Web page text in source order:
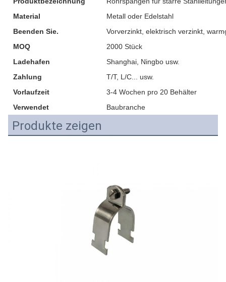
Material
Metall oder Edelstahl
Beenden Sie.
Vorverzinkt, elektrisch verzinkt,
MOQ
2000 Stück
Ladehafen
Shanghai, Ningbo usw.
Zahlung
T/T, L/C... usw.
Vorlaufzeit
3-4 Wochen pro 20 Behälter
Verwendet
Baubranche
Produkte zeigen